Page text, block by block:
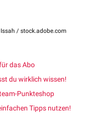
/ stock.adobe.com
das Abo
du wirklich wissen!
Punkteshop
Tipps nutzen!